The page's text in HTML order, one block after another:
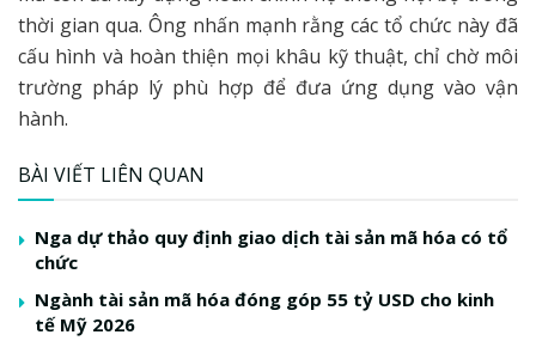
thời gian qua. Ông nhấn mạnh rằng các tổ chức này đã
cấu hình và hoàn thiện mọi khâu kỹ thuật, chỉ chờ môi
trường pháp lý phù hợp để đưa ứng dụng vào vận
hành.
BÀI VIẾT LIÊN QUAN
Nga dự thảo quy định giao dịch tài sản mã hóa có tổ
chức
Ngành tài sản mã hóa đóng góp 55 tỷ USD cho kinh
tế Mỹ 2026